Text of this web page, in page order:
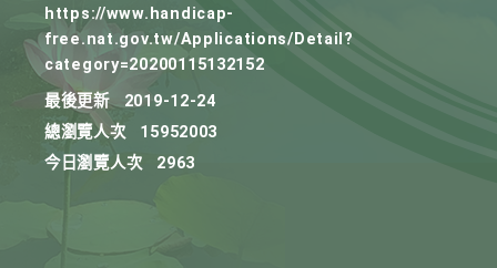
https://www.handicap-
free.nat.gov.tw/Applications/Detail?
category=20200115132152
最後更新
2019-12-24
總瀏覽人次
15952003
今日瀏覽人次
2963